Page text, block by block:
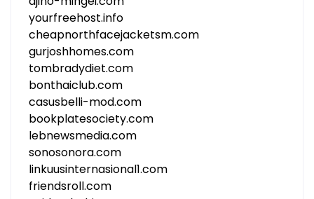
yourfreehost.info
cheapnorthfacejacketsm.com
gurjoshhomes.com
tombradydiet.com
bonthaiclub.com
casusbelli-mod.com
bookplatesociety.com
lebnewsmedia.com
sonosonora.com
linkuusinternasional1.com
friendsroll.com